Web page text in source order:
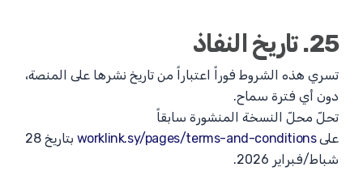
25. تاريخ النفاذ
تسري هذه الشروط فوراً اعتباراً من تاريخ نشرها على المنصة،
دون أي فترة سماح.
تحلّ محلّ النسخة المنشورة سابقاً
علىworklink.sy/pages/terms-and-conditions
بتاريخ 28
شباط/فبراير 2026.